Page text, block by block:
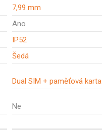
7,99 mm
Ano
IP52
Šedá
Dual SIM + paměťová karta
Ne